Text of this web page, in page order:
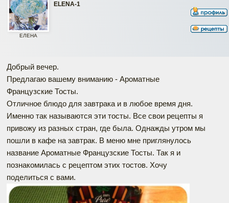
ELENA-1
ЕЛЕНА
Добрый вечер.
Предлагаю вашему вниманию - Ароматные
Французские Тосты.
Отличное блюдо для завтрака и в любое время дня.
Именно так называются эти тосты. Все свои рецепты я
привожу из разных стран, где была. Однажды утром мы
пошли в кафе на завтрак. В меню мне приглянулось
название Ароматные Французские Тосты. Так я и
познакомилась с рецептом этих тостов. Хочу
поделиться с вами.